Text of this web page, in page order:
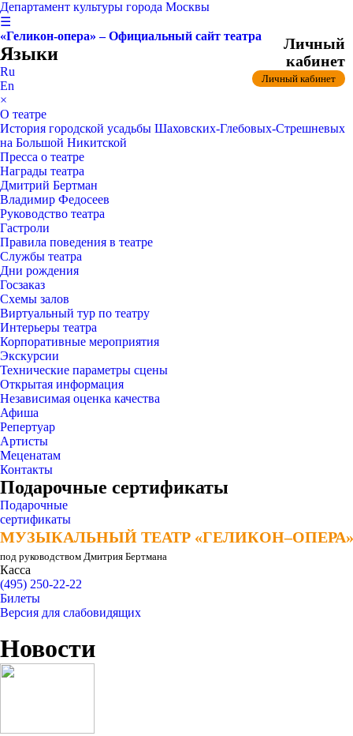
Департамент культуры города Москвы
☰
«Геликон-опера» – Официальный сайт театра
Языки
Ru
En
×
О театре
История городской усадьбы Шаховских-Глебовых-Стрешневых
на Большой Никитской
Пресса о театре
Награды театра
Дмитрий Бертман
Владимир Федосеев
Руководство театра
Гастроли
Правила поведения в театре
Службы театра
Дни рождения
Госзаказ
Схемы залов
Виртуальный тур по театру
Интерьеры театра
Корпоративные мероприятия
Экскурсии
Технические параметры сцены
Открытая информация
Независимая оценка качества
Афиша
Репертуар
Артисты
Меценатам
Контакты
Подарочные сертификаты
Подарочные
сертификаты
МУЗЫКАЛЬНЫЙ ТЕАТР «ГЕЛИКОН–ОПЕРА»
МУЗЫКАЛЬНЫЙ ТЕАТР «ГЕЛИКОН–ОПЕРА»
под руководством Дмитрия Бертмана
Касса
(495) 250-22-22
Личный
кабинет
Личный кабинет
Билеты
Версия для слабовидящих
Новости